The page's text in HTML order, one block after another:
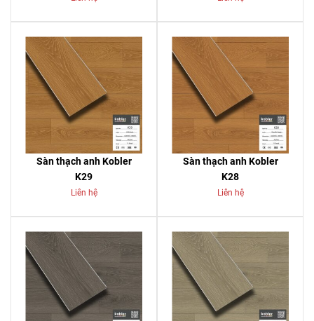
Sàn thạch anh Kobler
K29
Liên hệ
Sàn thạch anh Kobler
K28
Liên hệ